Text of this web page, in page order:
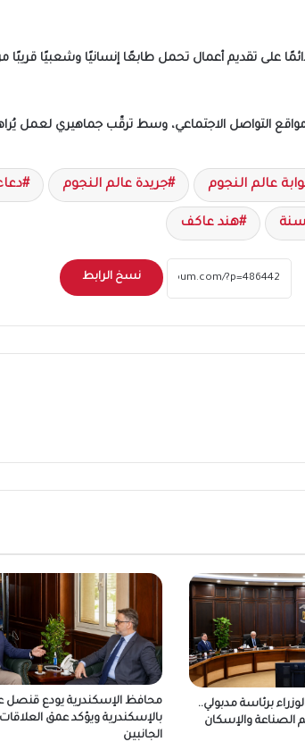
على تقديم أعمال تحمل طابعًا إنسانيًا وشعبيًا قريبًا
التواصل الاجتماعي، وسط ترقّب جماهيري لعمل
عالم النجوم جريدة عالم النجوم
هند عاكف
نسخ الرابط
برئاسة مدبولي..
الصناعة والإسكان
محافظ الإسكندرية يودع قنصل
بالإسكندرية ويؤكد عمق العلاقات
الجانبين